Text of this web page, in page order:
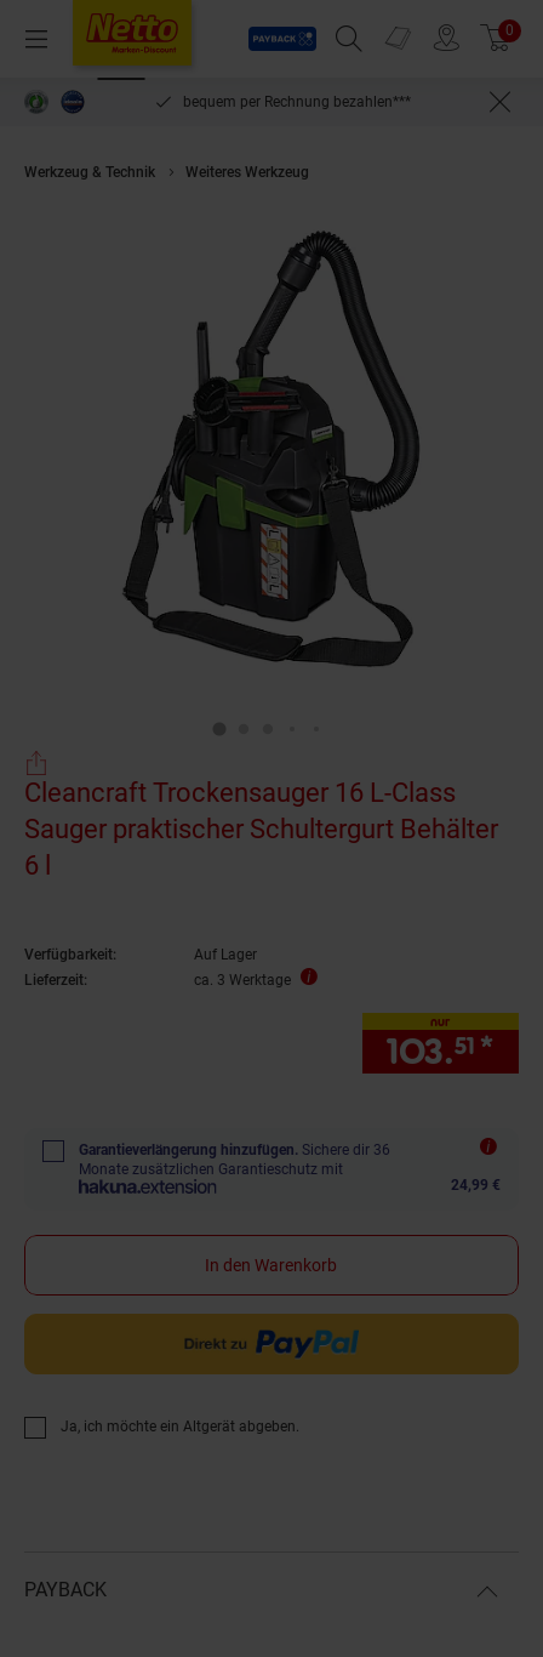
Menü
Payback
Suchfeld einblenden
Prospekte 0
bequem per Rechnung bezahlen***
Werkzeug & Technik Weiteres Werkzeug
Cleancraft Trockensauger 16 L-Class
Sauger praktischer Schultergurt Behälter
6 l
Verfügbarkeit:
Auf Lager
Lieferzeit:
ca. 3 Werktage
nur
103.51 *
Garantieverlängerung hinzufügen. Sichere dir 36
Monate zusätzlichen Garantieschutz mit
24,99 €
In den Warenkorb
Ja, ich möchte ein Altgerät abgeben.
PAYBACK